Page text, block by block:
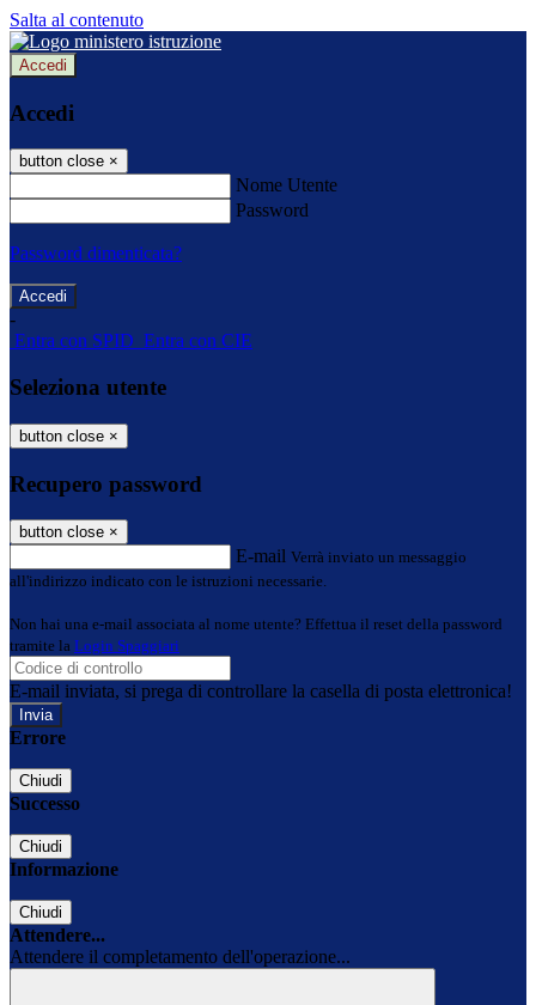
Salta al contenuto
Accedi
Accedi
button close ×
Nome Utente
Password
Password dimenticata?
-
Entra con SPID Entra con CIE
Seleziona utente
button close ×
Recupero password
button close ×
E-mail Verrà inviato un messaggio
all'indirizzo indicato con le istruzioni necessarie.
Non hai una e-mail associata al nome utente? Effettua il reset della password
tramite la Login Spaggiari
E-mail inviata, si prega di controllare la casella di posta elettronica!
Errore
Chiudi
Successo
Chiudi
Informazione
Chiudi
Attendere...
Attendere il completamento dell'operazione...